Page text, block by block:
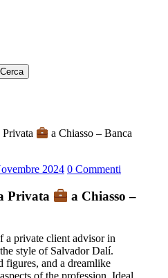
a Chiasso – Banca
2024 0 Commenti
Privata
a Chiasso –